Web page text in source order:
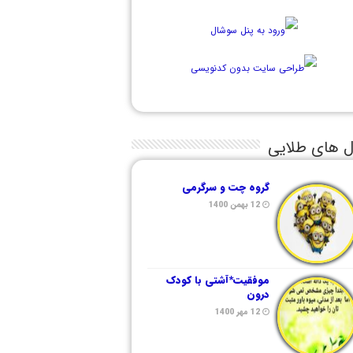
های طلایی
گروه چت و سرگرمی
12 بهمن 1400
موفقیت*آشتی با کودک
درون
12 مهر 1400